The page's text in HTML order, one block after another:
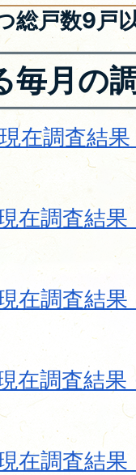
総戸数9戸
毎月の
在調査結
在調査結
在調査結
在調査結
在調査結